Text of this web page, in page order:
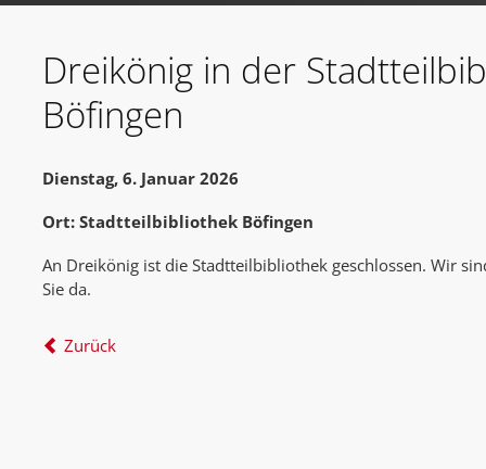
Dreikönig in der
Böfingen
Dienstag, 6. Januar 2026
Ort: Stadtteilbibliothek Böfingen
An Dreikönig ist die Stadtteilbibliothek geschlossen. Wir
Sie da.
Zurück